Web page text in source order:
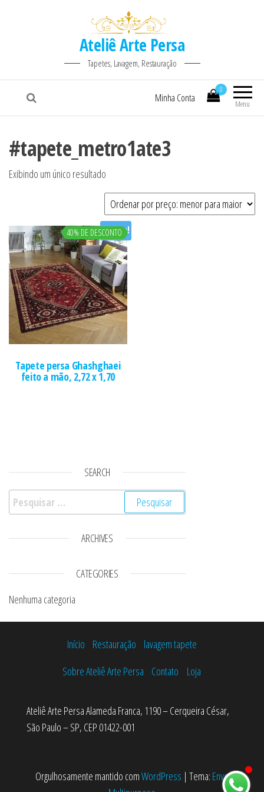
Ateliê Arte Persa
Tapetes, Lavagem, Restauração
Menu
0
Minha Conta
#tapete_metro1ate3
Exibindo um único resultado
Oferta!
40% DE DESCONTO
Tapete persa Ghashghaei
feito a mão, 2,72 x 1,70
SEARCH
Pesquisar por:
ARCHIVES
CATEGORIES
Nenhuma categoria
Início Restauração
lavagem tapete
Sobre Ateliê Arte Persa
Contato Loja
Ateliê Arte Persa Alameda Franca, 1190 – Cerqueira César,
São Paulo – SP, CEP 01422-001
Orgulhosamente mantido comWordPress | Tema: Envo